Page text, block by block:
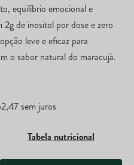
equilíbrio emocional e
de inositol por dose e zero
leve e eficaz para
o sabor natural do maracujá.
,47sem juros
Tabela nutricional
10 º True